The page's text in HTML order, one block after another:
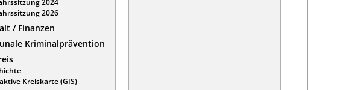
2024
2026
/ Finanzen
Kriminalprävention
Kreiskarte (GIS)